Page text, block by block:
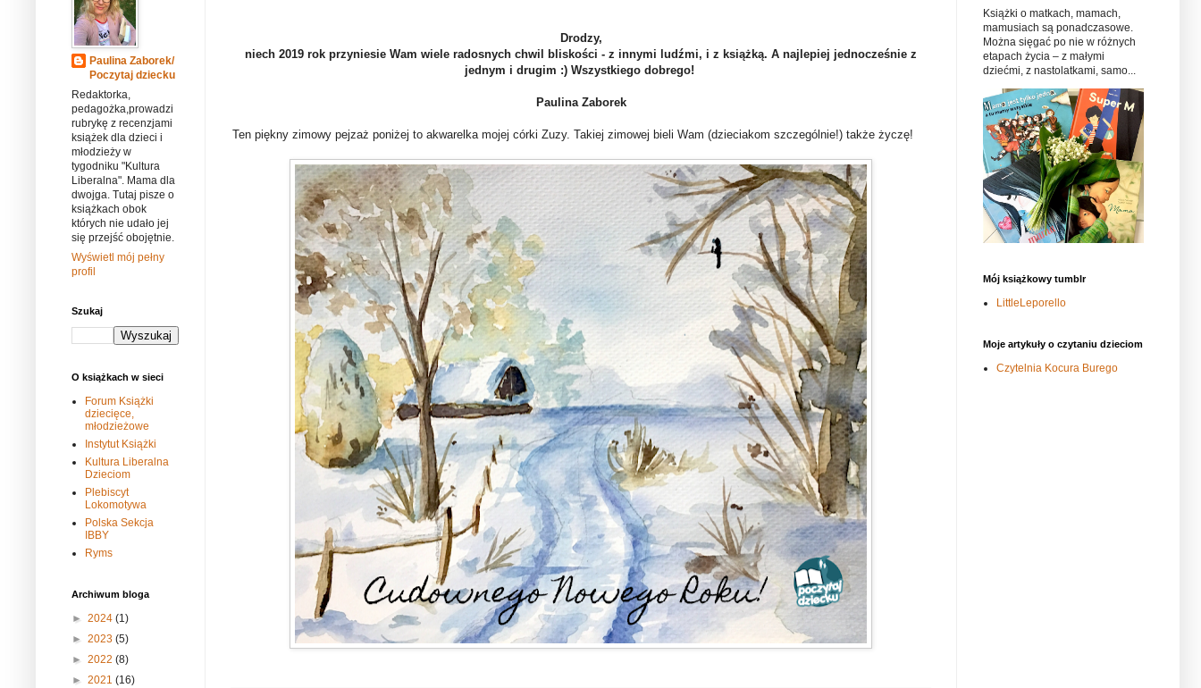
Drodzy,
niech 2019 rok przyniesie Wam wiele radosnych chwil bliskości - z innymi ludźmi, i z książką. A najlepiej jednocześnie z
jednym i drugim :) Wszystkiego dobrego!
Paulina Zaborek
Ten piękny zimowy pejzaż poniżej to akwarelka mojej córki Zuzy. Takiej zimowej bieli Wam (dzieciakom szczególnie!) także życzę!
Paulina Zaborek/
Poczytaj dziecku
Redaktorka,
pedagożka,prowadzi
rubrykę z recenzjami
książek dla dzieci i
młodzieży w
tygodniku "Kultura
Liberalna". Mama dla
dwojga. Tutaj pisze o
książkach obok
których nie udało jej
się przejść obojętnie.
Wyświetl mój pełny
profil
Szukaj
O książkach w sieci
Forum Książki
dziecięce,
młodzieżowe
Instytut Książki
Kultura Liberalna
Dzieciom
Plebiscyt
Lokomotywa
Polska Sekcja
IBBY
Ryms
Archiwum bloga
► 2024 (1)
► 2023 (5)
► 2022 (8)
► 2021 (16)
Książki o matkach, mamach,
mamusiach są ponadczasowe.
Można sięgać po nie w różnych
etapach życia – z małymi
dziećmi, z nastolatkami, samo...
Mój książkowy tumblr
LittleLeporello
Moje artykuły o czytaniu dzieciom
Czytelnia Kocura Burego